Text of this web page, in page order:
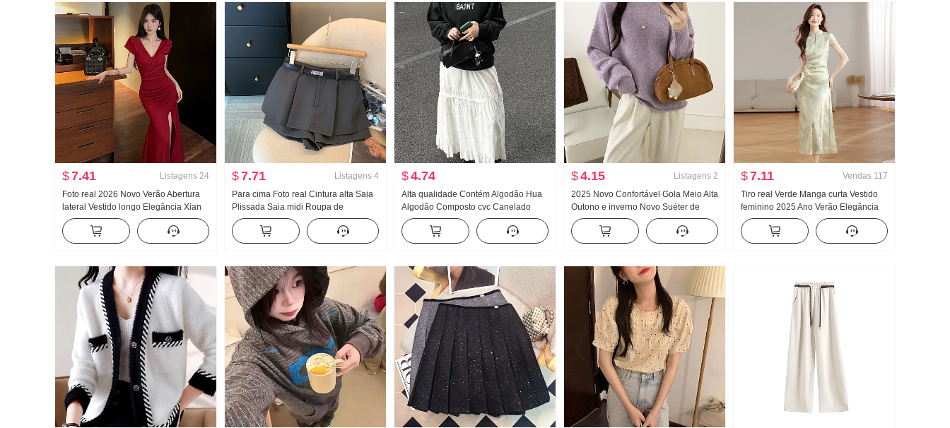
$7.41 Listagens 24
Foto real 2026 Novo Verão Abertura
lateral Vestido longo Elegância Xian
Corpo A boate Sensual Gola V Vestido
$7.71 Listagens 4
Para cima Foto real Cintura alta Saia
Plissada Saia midi Roupa de
primavera Feminino 2026 Novo Terno
Saia média Saia em A Curto Saia
Vestido de calça
$4.74
Alta qualidade Contém Algodão Hua
Algodão Composto cvc Canelado
Gola redonda Estampa Moletom
Feminino Casal Padrão Forrado com
lã
$4.15 Listagens 2
2025 Novo Confortável Gola Meio Alta
Outono e inverno Novo Suéter de
Malha Suéter Mulher Avançado
Sentido Moda Versátil Solto
$7.11 Vendas 117
Tiro real Verde Manga curta Vestido
feminino 2025 Ano Verão Elegância
Novo Estilo Chinês Estilo tradicional
Vestido qipao Comprimento Saia